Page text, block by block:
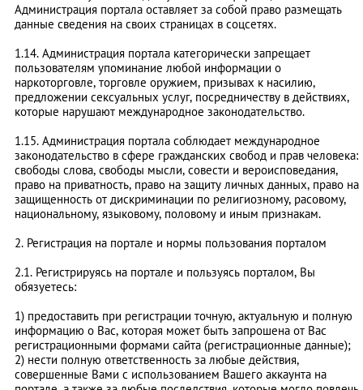
Администрация портала оставляет за собой право размещать
данные сведения на своих страницах в соцсетях.
1.14. Администрация портала категорически запрещает
пользователям упоминание любой информации о
наркоторговле, торговле оружием, призывах к насилию,
предложении сексуальных услуг, посредничеству в действиях,
которые нарушают международное законодательство.
1.15. Администрация портала соблюдает международное
законодательство в сфере гражданских свобод и прав человека:
свободы слова, свободы мысли, совести и вероисповедания,
право на приватность, право на защиту личных данных, право на
защищенность от дискриминации по религиозному, расовому,
национальному, языковому, половому и иным признакам.
2. Регистрация на портале и нормы пользования порталом
2.1. Регистрируясь на портале и пользуясь порталом, Вы
обязуетесь:
1) предоставить при регистрации точную, актуальную и полную
информацию о Вас, которая может быть запрошена от Вас
регистрационными формами сайта (регистрационные данные);
2) нести полную ответственность за любые действия,
совершенные Вами с использованием Вашего аккаунта на